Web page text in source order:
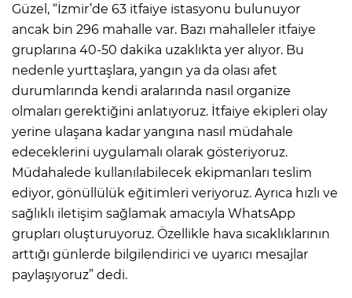
Güzel, “İzmir’de 63 itfaiye istasyonu bulunuyor
ancak bin 296 mahalle var. Bazı mahalleler itfaiye
gruplarına 40-50 dakika uzaklıkta yer alıyor. Bu
nedenle yurttaşlara, yangın ya da olası afet
durumlarında kendi aralarında nasıl organize
olmaları gerektiğini anlatıyoruz. İtfaiye ekipleri olay
yerine ulaşana kadar yangına nasıl müdahale
edeceklerini uygulamalı olarak gösteriyoruz.
Müdahalede kullanılabilecek ekipmanları teslim
ediyor, gönüllülük eğitimleri veriyoruz. Ayrıca hızlı ve
sağlıklı iletişim sağlamak amacıyla WhatsApp
grupları oluşturuyoruz. Özellikle hava sıcaklıklarının
arttığı günlerde bilgilendirici ve uyarıcı mesajlar
paylaşıyoruz” dedi.